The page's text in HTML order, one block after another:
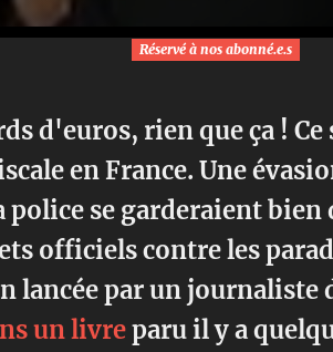
Réservé à nos abonné.e.s
d'euros, rien que ça !
en France. Une
police se garderaient
officiels contre les
lancée par un journaliste
un livreparu il y a